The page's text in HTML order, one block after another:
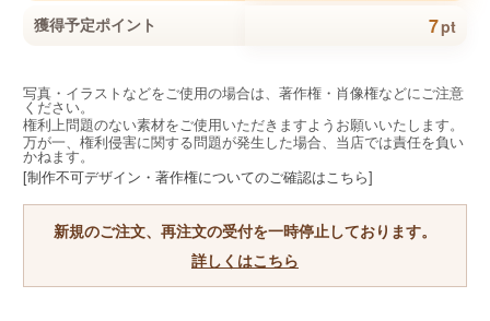
獲得予定ポイント 7pt
写真・イラストなどをご使用の場合は、著作権・肖像権などにご注意
ください。
権利上問題のない素材をご使用いただきますようお願いいたします。
万が一、権利侵害に関する問題が発生した場合、当店では責任を負い
かねます。
[制作不可デザイン・著作権についてのご確認はこちら]
新規のご注文、再注文の受付を一時停止しております。
詳しくはこちら